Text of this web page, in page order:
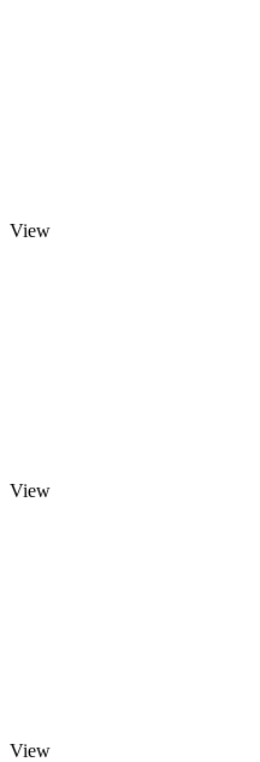
View
View
View